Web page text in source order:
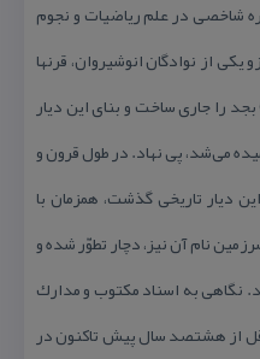
شاخصی در علم ریاضیات و نجوم
از نوادگان انوشیروان، قرنها
بجد را جاری ساخت و بنای این دیار
می‌شد، پی نهاد. در طول قرون و
دیار تاریخی گذشت، همزمان با
نام آن نیز، دچار تطوّر شده و
نگاهی به اسناد مكتوب و مدارك
از هشتصد سال پیش تاكنون در